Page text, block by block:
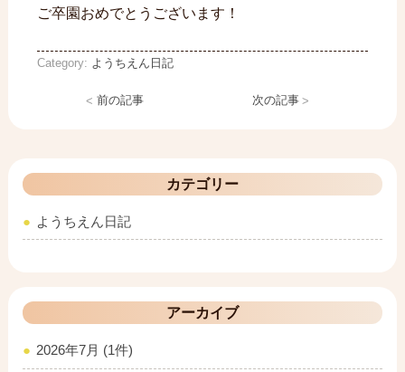
ご卒園おめでとうございます！
Category: ようちえん日記
< 前の記事 次の記事 >
カテゴリー
ようちえん日記
アーカイブ
2026年7月 (1件)